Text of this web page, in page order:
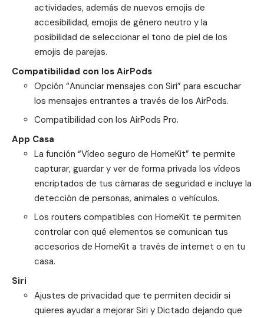
actividades, además de nuevos emojis de
accesibilidad, emojis de género neutro y la
posibilidad de seleccionar el tono de piel de los
emojis de parejas.
Compatibilidad con los AirPods
Opción “Anunciar mensajes con Siri” para escuchar
los mensajes entrantes a través de los AirPods.
Compatibilidad con los AirPods Pro.
App Casa
La función “Vídeo seguro de HomeKit” te permite
capturar, guardar y ver de forma privada los vídeos
encriptados de tus cámaras de seguridad e incluye la
detección de personas, animales o vehículos.
Los routers compatibles con HomeKit te permiten
controlar con qué elementos se comunican tus
accesorios de HomeKit a través de internet o en tu
casa.
Siri
Ajustes de privacidad que te permiten decidir si
quieres ayudar a mejorar Siri y Dictado dejando que